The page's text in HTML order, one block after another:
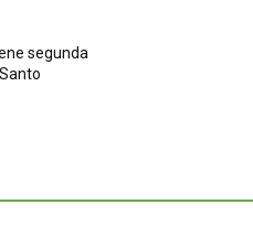
segunda